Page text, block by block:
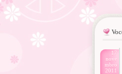
17
nove
mbro
2011